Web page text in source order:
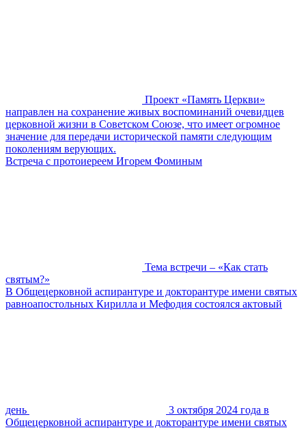
Проект «Память Церкви»
направлен на сохранение живых воспоминаний очевидцев
церковной жизни в Советском Союзе, что имеет огромное
значение для передачи исторической памяти следующим
поколениям верующих.
Встреча с протоиереем Игорем Фоминым
Тема встречи – «Как стать
святым?»
В Общецерковной аспирантуре и докторантуре имени святых
равноапостольных Кирилла и Мефодия состоялся актовый
день
3 октября 2024 года в
Общецерковной аспирантуре и докторантуре имени святых